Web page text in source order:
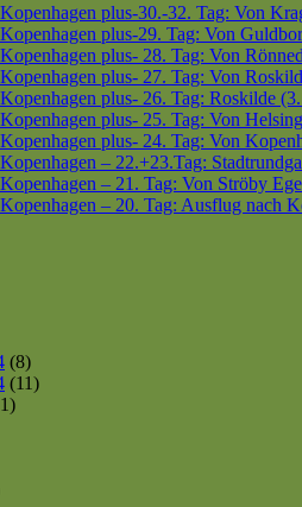
plus-30.-32. Tag: Von
plus-29. Tag: Von
plus- 28. Tag: Von
plus- 27. Tag: Von
plus- 26. Tag: Roskilde
plus- 25. Tag: Von
plus- 24. Tag: Von
– 22.+23.Tag:
– 21. Tag: Von Ströby
– 20. Tag: Ausflug nach
(8)
(11)